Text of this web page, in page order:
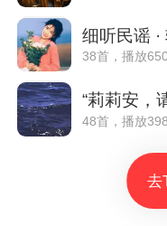
细听民谣
38首，播放
“莉莉安，
48首，播放
去